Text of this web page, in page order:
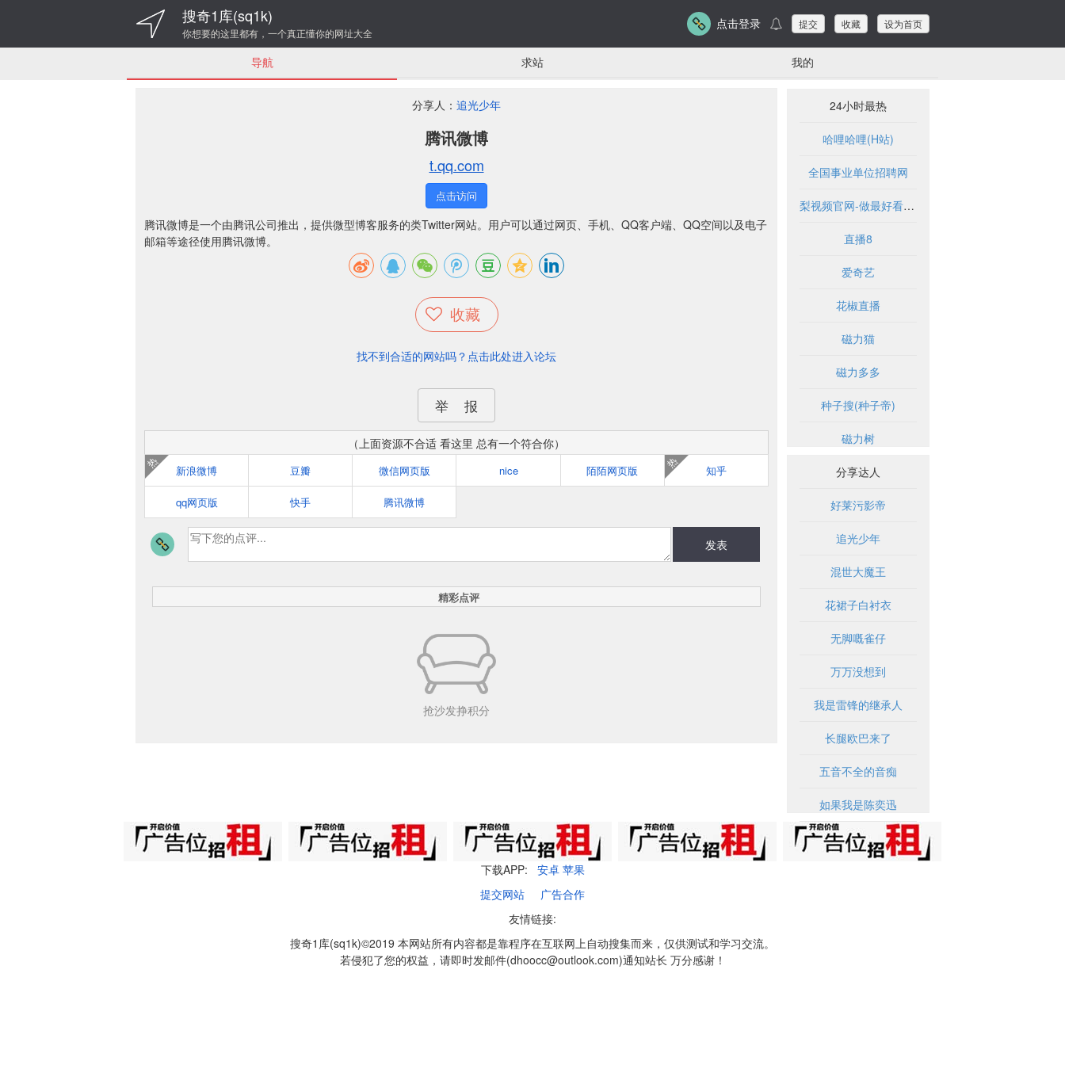
搜奇1库(sq1k)
你想要的这里都有，一个真正懂你的网址大全
点击登录 提交 收藏 设为首页
导航 求站 我的
分享人： 追光少年
腾讯微博
t.qq.com
点击访问
腾讯微博是一个由腾讯公司推出，提供微型博客服务的类Twitter网站。用户可以通过网页、手机、QQ客户端、QQ空间以及电子
邮箱等途径使用腾讯微博。
收藏
找不到合适的网站吗？点击此处进入论坛
举 报
（上面资源不合适 看这里 总有一个符合你）
新浪微博
热
豆瓣 微信网页版 nice 陌陌网页版 知乎
热
qq网页版 快手 腾讯微博
发表
精彩点评
抢沙发挣积分
24小时最热
哈哩哈哩(H站)
全国事业单位招聘网
梨视频官网-做最好看的资讯短视频-Pear Video
直播8
爱奇艺
花椒直播
磁力猫
磁力多多
种子搜(种子帝)
磁力树
分享达人
好莱污影帝
追光少年
混世大魔王
花裙子白衬衣
无脚嘅雀仔
万万没想到
我是雷锋的继承人
长腿欧巴来了
五音不全的音痴
如果我是陈奕迅
下载APP: 安卓 苹果
提交网站
广告合作
友情链接:
搜奇1库(sq1k)©2019 本网站所有内容都是靠程序在互联网上自动搜集而来，仅供测试和学习交流。
若侵犯了您的权益，请即时发邮件(dhoocc@outlook.com)通知站长 万分感谢！